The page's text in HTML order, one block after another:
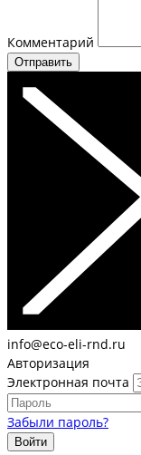
Комментарий
Отправить
info@eco-eli-rnd.ru
Авторизация
Электронная почта
Забыли пароль?
Войти